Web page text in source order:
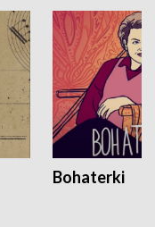
Bohaterki